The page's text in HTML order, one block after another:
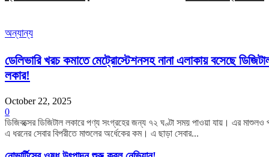
অন্যান্য
ডেলিভারি খরচ কমাতে মেট্রোস্টেশনসহ নানা এলাকায় বসেছে
লকার!
October 22, 2025
0
ডিজিবক্সের ডিজিটাল লকারে পণ্য সংগ্রহের জন্য ৭২ ঘণ্টা সময় পাওয়া যায়। এর মাশুলও
এ ধরনের সেবার বিপরীতে মাশুলের অর্ধেকের কম। এ ছাড়া সেবার...